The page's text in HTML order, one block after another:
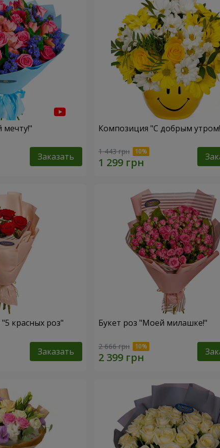
мечту!"
Заказать
Композиция "С добрым
1 443 грн
красных роз"
Заказать
Букет роз "Моей милашке!"
2 666 грн